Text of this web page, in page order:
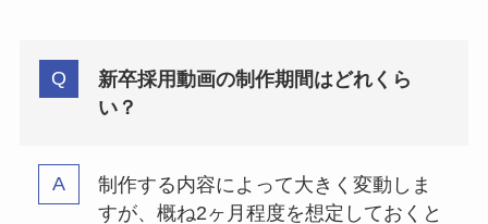
新卒採用動画の制作期間はどれくら
い？
制作する内容によって大きく変動しま
すが、概ね2ヶ月程度を想定しておくと